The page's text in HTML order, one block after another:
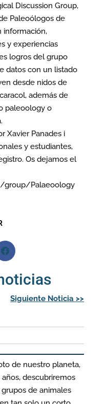
Discussion Group,
Paleoólogos de
información,
y experiencias
logros del grupo
datos con un listado
desde nidos de
además de
paleoology o
Xavier Panades i
y estudiantes,
Os dejamos el
group/Palaeoology
Siguiente Noticia >>
de nuestro planeta,
descubriremos
de animales